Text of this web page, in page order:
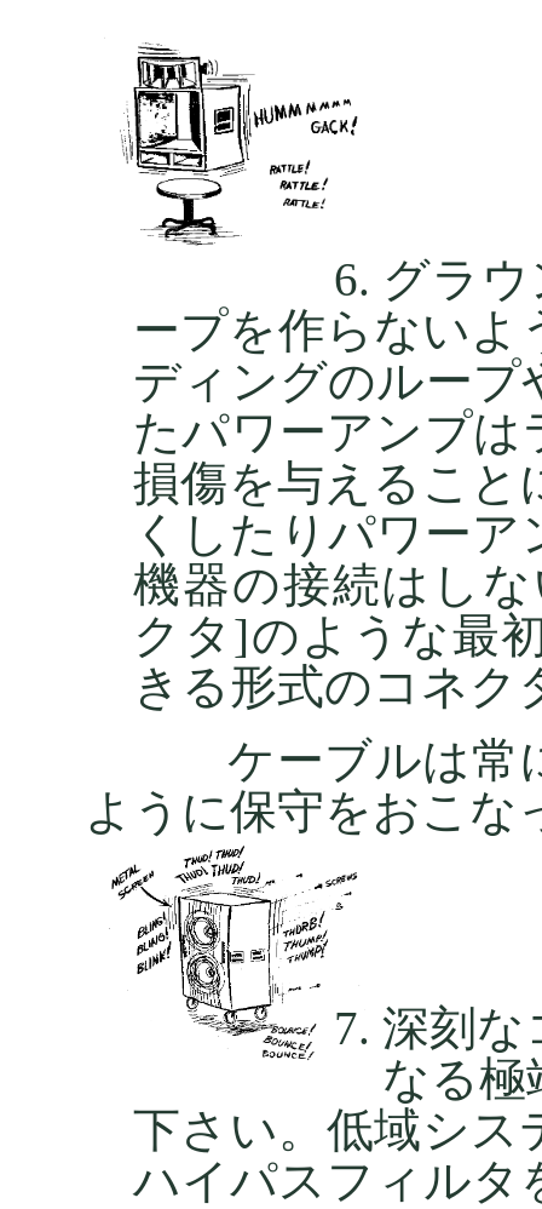
グラ
ープを作らないよ
ディングのループ
たパワーアンプは
損傷を与えること
くしたりパワー
機器の接続はし
クタ]のような最
きる形式のコネク
ケーブルは常に
ように保守をおこな
深刻な
なる極
下さい。低域シス
ハイパスフィルタ